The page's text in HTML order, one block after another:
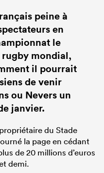
peine à
en
le
mondial,
il pourrait
de venir
ou Nevers un
janvier.
du Stade
la page en cédant
de 20 millions d’euros
demi.